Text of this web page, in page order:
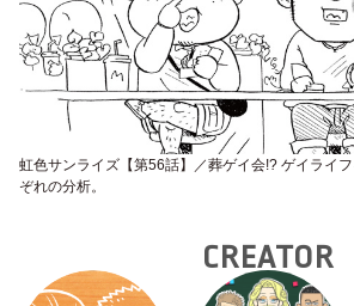
虹色サンライズ【第56話】／葬ゲイ会!? ゲイライ
ぞれの分析。
CREATOR